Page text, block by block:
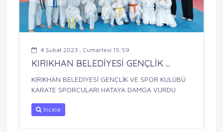
4 Şubat 2023 , Cumartesi 15:59
KIRIKHAN BELEDİYESİ GENÇLİK ...
KIRIKHAN BELEDİYESİ GENÇLİK VE SPOR KULÜBÜ
KARATE SPORCULARI HATAYA DAMGA VURDU
İncele